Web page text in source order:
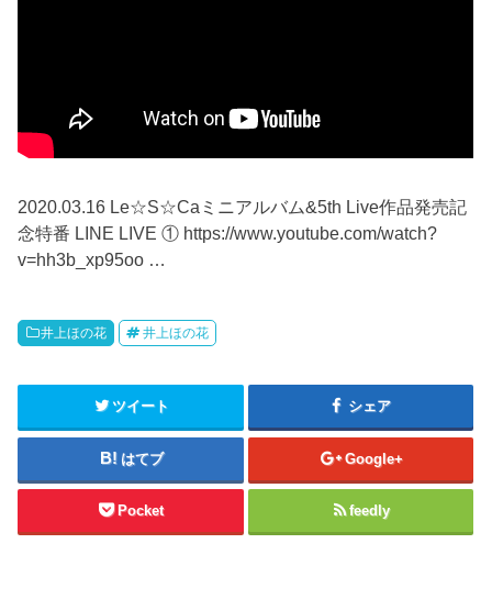
2020.03.16 Le☆S☆Caミニアルバム&5th Live作品発売記
念特番 LINE LIVE ① https://www.youtube.com/watch?
v=hh3b_xp95oo …
井上ほの花 井上ほの花
ツイート シェア
はてブ Google+
Pocket feedly